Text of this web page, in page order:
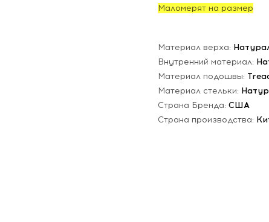
Маломерят на размер
Материал верха:
Внутренний материал:
Материал подошвы:
Материал стельки:
Страна Бренда: США
Страна производства: